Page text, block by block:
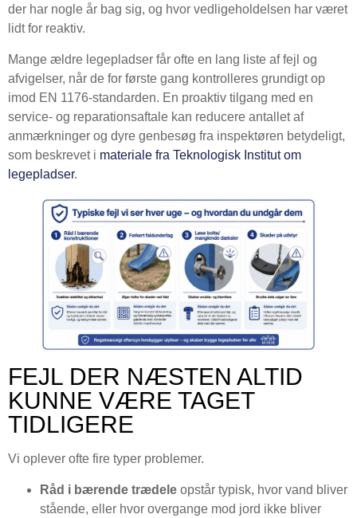
der har nogle år bag sig, og hvor vedligeholdelsen har været
lidt for reaktiv.
Mange ældre legepladser får ofte en lang liste af fejl og
afvigelser, når de for første gang kontrolleres grundigt op
imod EN 1176-standarden. En proaktiv tilgang med en
service- og reparationsaftale kan reducere antallet af
anmærkninger og dyre genbesøg fra inspektøren betydeligt,
som beskrevet i materiale fra Teknologisk Institut om
legepladser.
FEJL DER NÆSTEN ALTID
KUNNE VÆRE TAGET
TIDLIGERE
Vi oplever ofte fire typer problemer.
Råd i bærende trædele opstår typisk, hvor vand bliver
stående, eller hvor overgange mod jord ikke bliver